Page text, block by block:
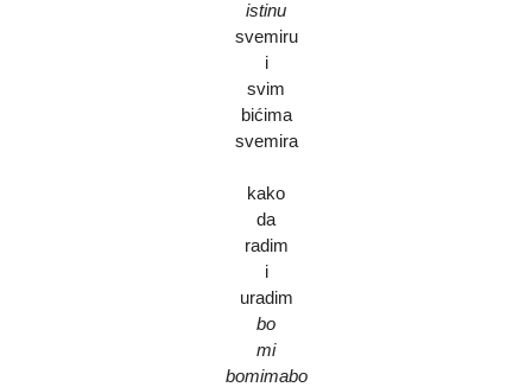
istinu
svemiru
i
svim
bićima
svemira
kako
da
radim
i
uradim
bo
mi
bomimabo